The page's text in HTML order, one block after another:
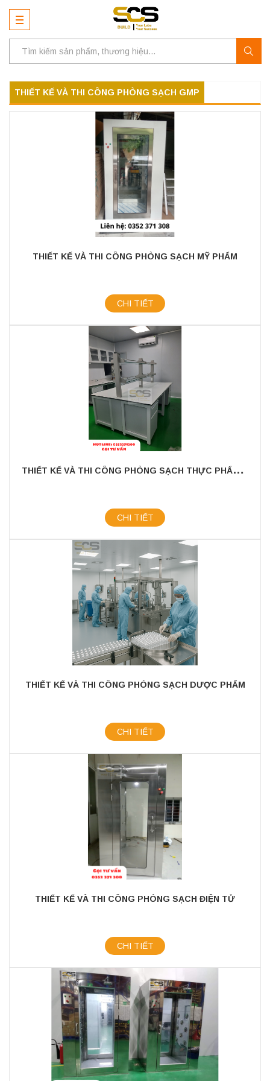
THIẾT KẾ VÀ THI CÔNG PHÒNG SẠCH GMP
THIẾT KẾ VÀ THI CÔNG PHÒNG SẠCH MỸ PHẨM
CHI TIẾT
T
HIẾT KẾ VÀ THI CÔNG PHÒNG SẠCH THỰC PHẨM - VI SINH
CHI TIẾT
THIẾT KẾ VÀ THI CÔNG PHÒNG SẠCH DƯỢC PHẨM
CHI TIẾT
THIẾT KẾ VÀ THI CÔNG PHÒNG SẠCH ĐIỆN TỬ
CHI TIẾT